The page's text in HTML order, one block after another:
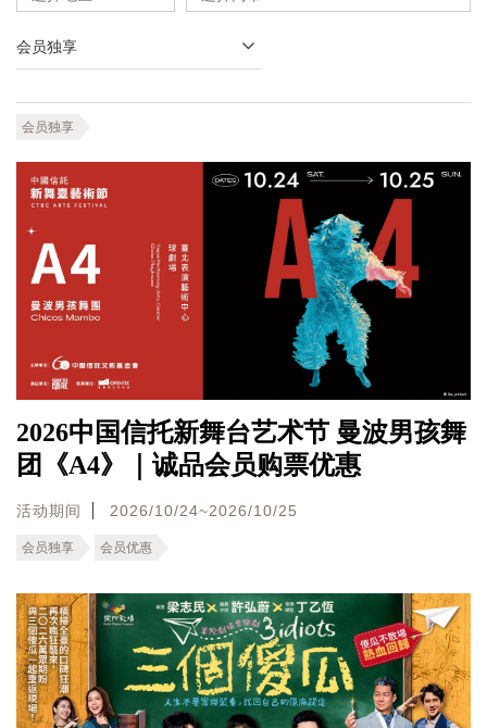
会员独享
会员独享
2026中国信托新舞台艺术节 曼波男孩舞
团《A4》｜诚品会员购票优惠
活动期间 2026/10/24~2026/10/25
会员独享 会员优惠